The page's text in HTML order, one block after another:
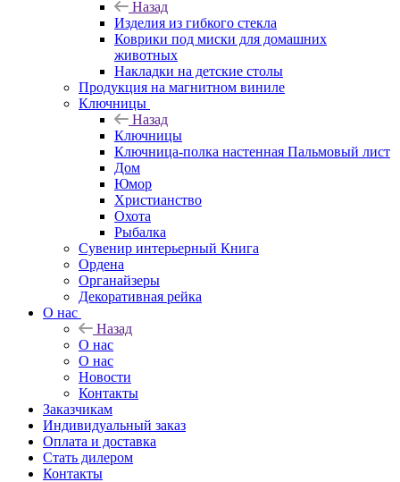
Назад
Изделия из гибкого стекла
Коврики под миски для домашних
животных
Накладки на детские столы
Продукция на магнитном виниле
Ключницы
Назад
Ключницы
Ключница-полка настенная Пальмовый лист
Дом
Юмор
Христианство
Охота
Рыбалка
Сувенир интерьерный Книга
Ордена
Органайзеры
Декоративная рейка
О нас
Назад
О нас
О нас
Новости
Контакты
Заказчикам
Индивидуальный заказ
Оплата и доставка
Стать дилером
Контакты